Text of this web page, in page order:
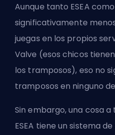
Aunque tanto ESEA
significativamente
juegas en los propios
Valve (esos chicos
los tramposos), eso no
tramposos en ninguno
Sin embargo, una cosa
ESEA tiene un sistema